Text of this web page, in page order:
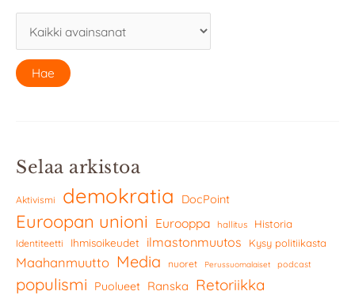
Selaa arkistoa
Aktivismi demokratia DocPoint
Euroopan unioni Eurooppa hallitus Historia
Identiteetti Ihmisoikeudet ilmastonmuutos Kysy politiikasta
Maahanmuutto Media nuoret Perussuomalaiset podcast
populismi Puolueet Ranska Retoriikka